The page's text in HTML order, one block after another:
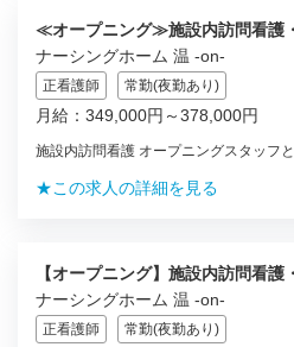
≪オープニング≫施設内訪問看護
ナーシングホーム 温 -on-
正看護師 常勤(夜勤あり)
月給：349,000円～378,000円
施設内訪問看護 オープニングスタッフ
★この求人の詳細を見る
【オープニング】施設内訪問看護
ナーシングホーム 温 -on-
正看護師 常勤(夜勤あり)